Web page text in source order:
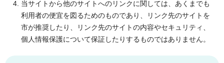
当サイトから他のサイトへのリンクに関しては、あくまでも
利用者の便宜を図るためのものであり、リンク先のサイトを
市が推奨したり、リンク先のサイトの内容やセキュリティ、
個人情報保護について保証したりするものではありません。